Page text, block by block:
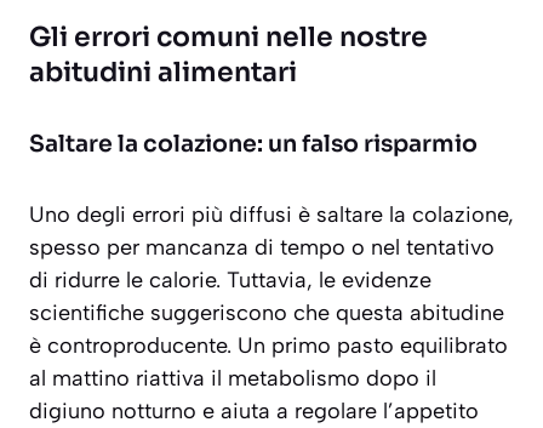
Gli errori comuni nelle nostre
abitudini alimentari
Saltare la colazione: un falso risparmio
Uno degli errori più diffusi è saltare la colazione,
spesso per mancanza di tempo o nel tentativo
di ridurre le calorie. Tuttavia, le evidenze
scientifiche suggeriscono che questa abitudine
è controproducente. Un primo pasto equilibrato
al mattino riattiva il metabolismo dopo il
digiuno notturno e aiuta a regolare l’appetito